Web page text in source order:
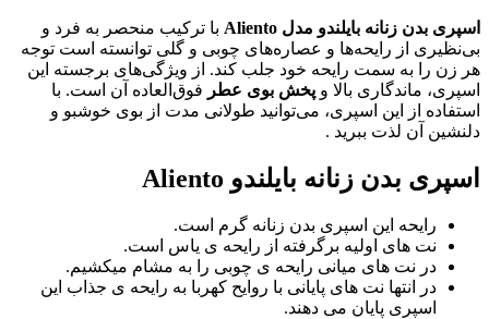
اسپری بدن زنانه بایلندو مدل Aliento
با ترکیب منحصر به فرد و
بی‌نظیری از رایحه‌ها و عصاره‌های چوبی و گلی توانسته است توجه
هر زن را به سمت رایحه خود جلب کند. از ویژگی‌های برجسته این
اسپری، ماندگاری بالا و پخش بوی عطر فوق‌العاده آن است. با
استفاده از این اسپری، می‌توانید طولانی مدت از بوی خوشبو و
دلنشین آن لذت ببرید .
اسپری بدن زنانه بایلندو Aliento
رایحه این اسپری بدن زنانه گرم است.
نت های اوليه برگرفته از رایحه ی ياس است.
در نت های ميانی رایحه ی چوبی را به مشام میکشیم.
در انتها نت های پايانی با روایح كهربا به رایحه ی جذاب این
اسپری پایان می دهند.